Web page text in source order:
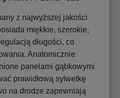
z najwyższej jakości
miękkie, szerokie,
długości, co
Anatomicznie
panelami gąbkowymi
prawidłową sylwetkę
na drodze zapewniają